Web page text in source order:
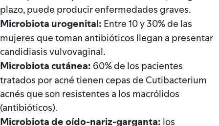
plazo, puede producir enfermedades graves.
Microbiota urogenital: Entre 10 y 30% de las
mujeres que toman antibióticos llegan a presentar
candidiasis vulvovaginal.
Microbiota cutánea: 60% de los pacientes
tratados por acné tienen cepas de Cutibacterium
acnés que son resistentes a los macrólidos
(antibióticos).
Microbiota de oído-nariz-garganta: los